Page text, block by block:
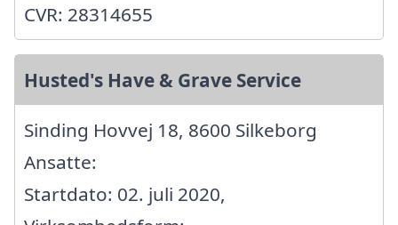
CVR: 28314655
Husted's Have & Grave Service
Sinding Hovvej 18, 8600 Silkeborg
Ansatte:
Startdato: 02. juli 2020,